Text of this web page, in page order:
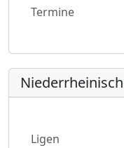
Termine
Ligen